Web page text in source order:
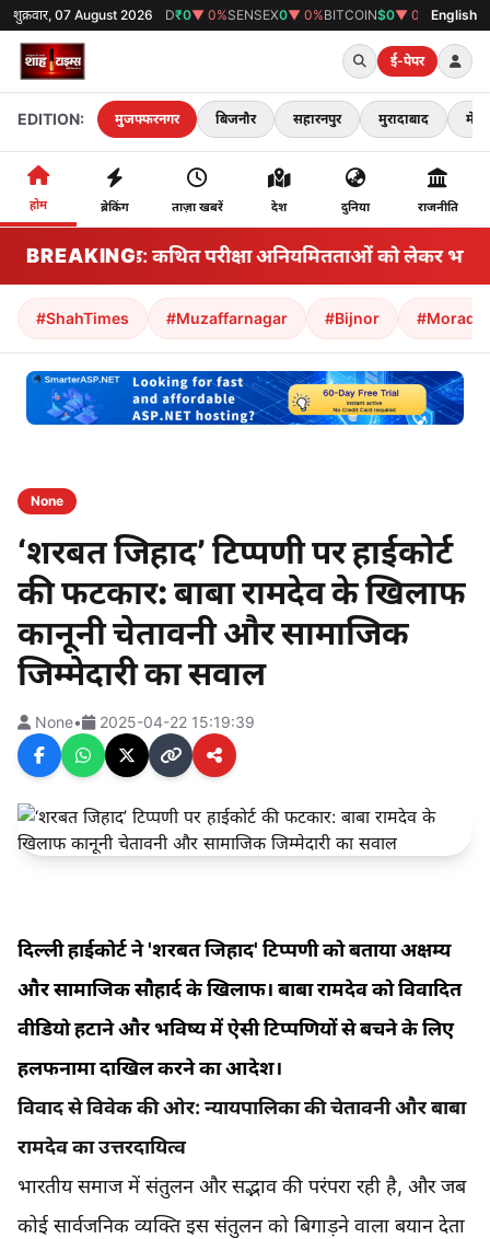
शुक्रवार, 07 August 2026
GOLD₹0 ▼ 0% SENSEX 0▼ 0%BITCOIN$0▼ 0% 38°Cमुजफ्फरनगर
English
ई-पेपर
EDITION: मुजफ्फरनगर बिजनौर सहारनपुर मुरादाबाद मेरठ
होम ब्रेकिंग ताज़ा खबरें देश दुनिया राजनीति
BREAKING
झारखंड: कथित परीक्षा अनियमितताओं को लेकर भारतीय
#ShahTimes #Muzaffarnagar #Bijnor
None
‘शरबत जिहाद’ टिप्पणी पर हाईकोर्ट
की फटकार: बाबा रामदेव के खिलाफ
कानूनी चेतावनी और सामाजिक
जिम्मेदारी का सवाल
None• 2025-04-22 15:19:39
दिल्ली हाईकोर्ट ने 'शरबत जिहाद' टिप्पणी को बताया अक्षम्य
और सामाजिक सौहार्द के खिलाफ। बाबा रामदेव को विवादित
वीडियो हटाने और भविष्य में ऐसी टिप्पणियों से बचने के लिए
हलफनामा दाखिल करने का आदेश।
विवाद से विवेक की ओर: न्यायपालिका की चेतावनी और बाबा
रामदेव का उत्तरदायित्व
भारतीय समाज में संतुलन और सद्भाव की परंपरा रही है, और जब
कोई सार्वजनिक व्यक्ति इस संतुलन को बिगाड़ने वाला बयान देता